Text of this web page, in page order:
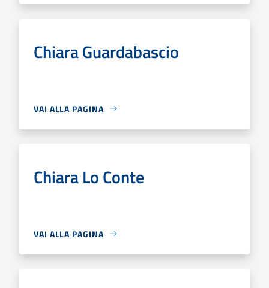
Chiara Guardabascio
VAI ALLA PAGINA
Chiara Lo Conte
VAI ALLA PAGINA